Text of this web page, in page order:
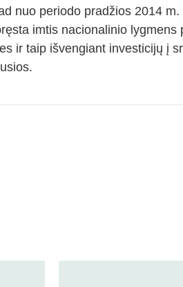
nuo periodo pradžios 2014
imtis nacionalinio lygmens
ir taip išvengiant investicijų į